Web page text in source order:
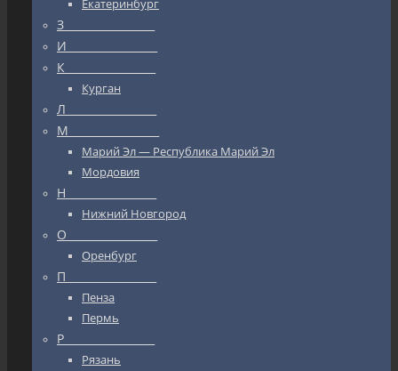
Екатеринбург
З_________________
И_________________
К_________________
Курган
Л_________________
М_________________
Марий Эл — Республика Марий Эл
Мордовия
Н_________________
Нижний Новгород
О_________________
Оренбург
П_________________
Пенза
Пермь
Р_________________
Рязань